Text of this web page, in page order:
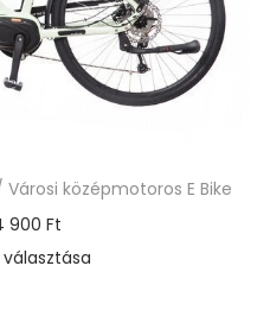
középmotoros E Bike
900Ft